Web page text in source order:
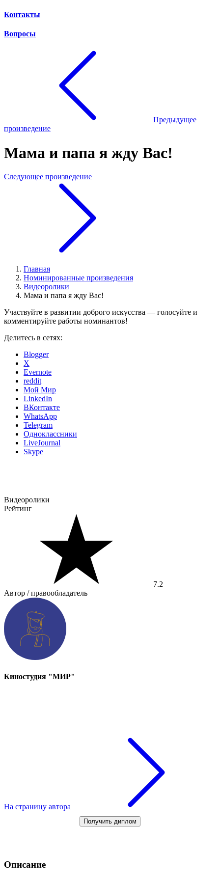
Контакты
Вопросы
Предыдущее
произведение
Мама и папа я жду Вас!
Следующее произведение
Главная
Номинированные произведения
Видеоролики
Мама и папа я жду Вас!
Участвуйте в развитии доброго искусства — голосуйте и
комментируйте работы номинантов!
Делитесь в сетях:
Blogger
X
Evernote
reddit
Мой Мир
LinkedIn
ВКонтакте
WhatsApp
Telegram
Одноклассники
LiveJournal
Skype
Видеоролики
Рейтинг
7.2
Автор / правообладатель
Киностудия "МИР"
На страницу автора
Получить диплом
Описание